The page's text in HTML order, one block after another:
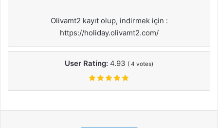
Olivamt2 kayıt olup, indirmek için :
https://holiday.olivamt2.com/
User Rating: 4.93 ( 4 votes)